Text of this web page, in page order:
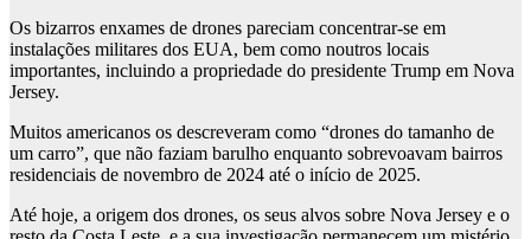
Os bizarros enxames de drones pareciam concentrar-se em
instalações militares dos EUA, bem como noutros locais
importantes, incluindo a propriedade do presidente Trump em Nova
Jersey.
Muitos americanos os descreveram como “drones do tamanho de
um carro”, que não faziam barulho enquanto sobrevoavam bairros
residenciais de novembro de 2024 até o início de 2025.
Até hoje, a origem dos drones, os seus alvos sobre Nova Jersey e o